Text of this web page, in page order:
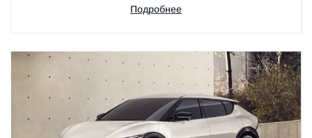
Подробнее